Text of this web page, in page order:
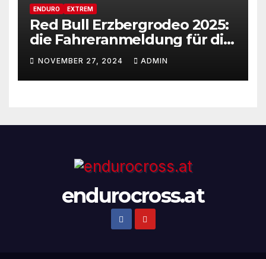
ENDURO EXTREM
Red Bull Erzbergrodeo 2025:
die Fahreranmeldung für die
29ste Auflage des weltweit
renommiertesten Extreme
Enduro Rennens startet am
NOVEMBER 27, 2024 ADMIN
endurocross.at